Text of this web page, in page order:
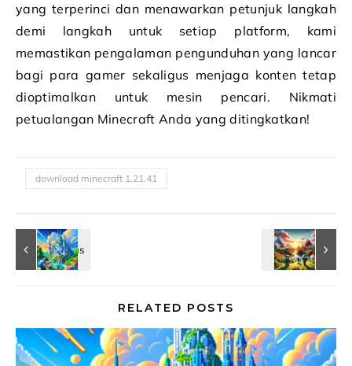
yang terperinci dan menawarkan petunjuk langkah
demi langkah untuk setiap platform, kami
memastikan pengalaman pengunduhan yang lancar
bagi para gamer sekaligus menjaga konten tetap
dioptimalkan untuk mesin pencari. Nikmati
petualangan Minecraft Anda yang ditingkatkan!
download minecraft 1.21.41
RELATED POSTS